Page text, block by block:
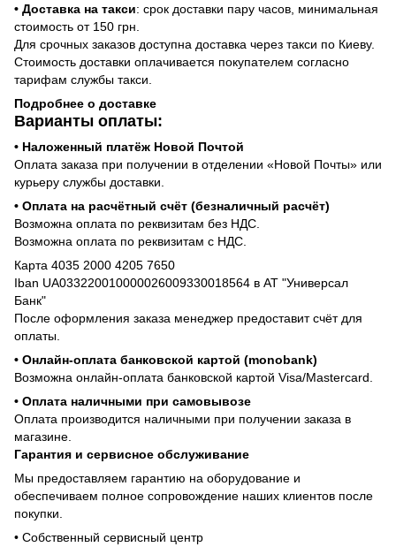
• Доставка на такси: срок доставки пару часов, минимальная
стоимость от 150 грн.
Для срочных заказов доступна доставка через такси по Киеву.
Стоимость доставки оплачивается покупателем согласно
тарифам службы такси.
Подробнее о доставке
Варианты оплаты:
• Наложенный платёж Новой Почтой
Оплата заказа при получении в отделении «Новой Почты» или
курьеру службы доставки.
• Оплата на расчётный счёт (безналичный расчёт)
Возможна оплата по реквизитам без НДС.
Возможна оплата по реквизитам с НДС.
Карта 4035 2000 4205 7650
Iban UA033220010000026009330018564 в АТ "Универсал
Банк"
После оформления заказа менеджер предоставит счёт для
оплаты.
• Онлайн-оплата банковской картой (monobank)
Возможна онлайн-оплата банковской картой Visa/Mastercard.
• Оплата наличными при самовывозе
Оплата производится наличными при получении заказа в
магазине.
Гарантия и сервисное обслуживание
Мы предоставляем гарантию на оборудование и
обеспечиваем полное сопровождение наших клиентов после
покупки.
• Собственный сервисный центр